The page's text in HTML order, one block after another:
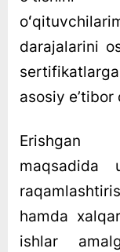
darajalarini
asosiy
Erishgan
maqsadida
hamda
ishlar